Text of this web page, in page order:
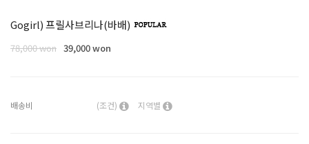
Gogirl) 프릴사브리나(바배)
78,000 won 39,000 won
배송비 (조건) 지역별